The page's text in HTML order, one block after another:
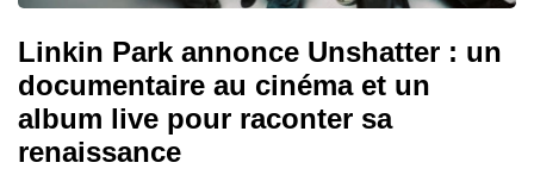
Linkin Park annonce Unshatter : un
documentaire au cinéma et un
album live pour raconter sa
renaissance